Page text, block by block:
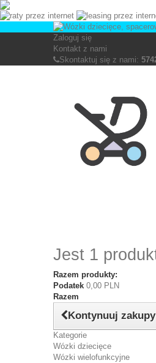
Zaloguj się
Kontakt z nami
Skontaktuj się z nami:
Jest 1
Razem produkty:
Podatek 0,00 PLN
Razem
Kontynuuj zakupy
Kategorie
Wózki dziecięce
Wózki wielofunkcyjne